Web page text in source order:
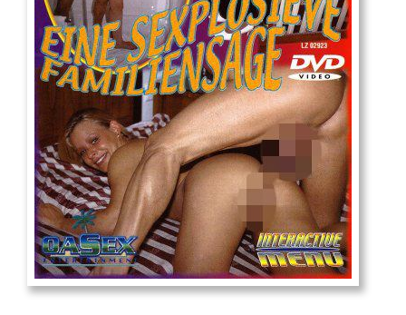
Eine Sexplosieve Fam ...